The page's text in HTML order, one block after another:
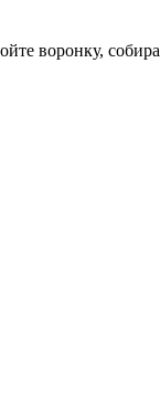
воронку,